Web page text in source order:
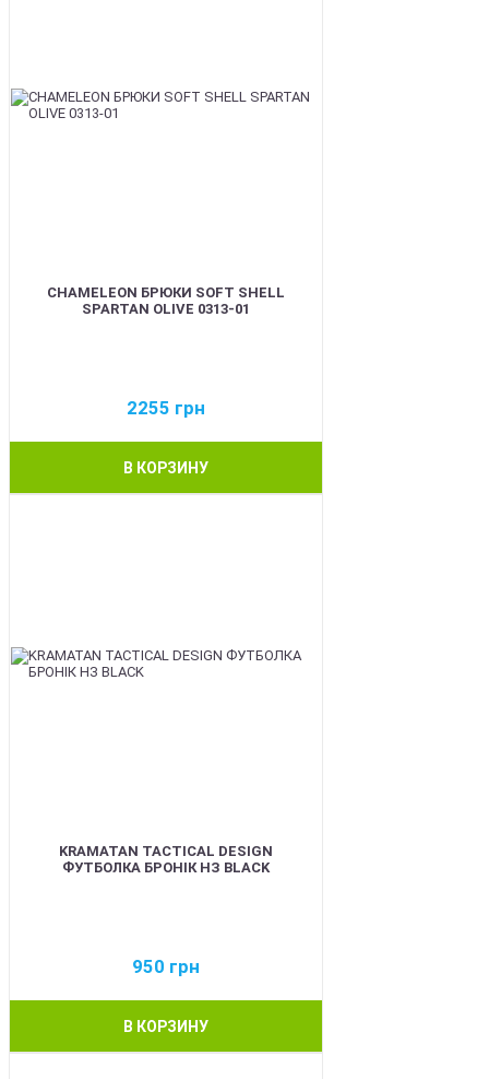
CHAMELEON БРЮКИ SOFT SHELL
SPARTAN OLIVE 0313-01
2255 грн
В КОРЗИНУ
KRAMATAN TACTICAL DESIGN
ФУТБОЛКА БРОНІК НЗ BLACK
950 грн
В КОРЗИНУ